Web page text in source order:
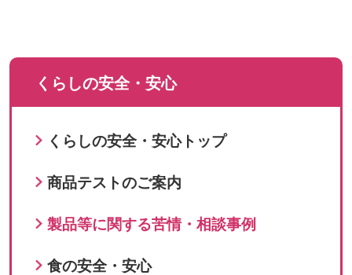
くらしの安全・安心
くらしの安全・安心トップ
商品テストのご案内
製品等に関する苦情・相談事例
食の安全・安心